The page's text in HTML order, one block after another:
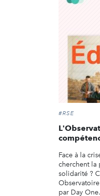
#RSE
Face à la
cherchent la
solidarité ?
par Day One.